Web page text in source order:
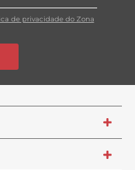
de privacidade do Zona
+
+